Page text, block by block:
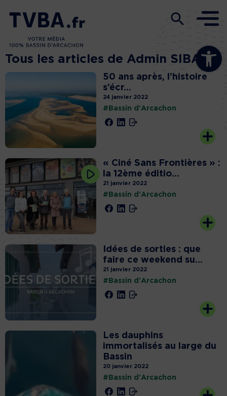
Ouvrir la
Tous les articles de Admin SIBA
50 ans après, l’histoire
s’écr...
24 janvier 2022
#Bassin d'Arcachon
« Ciné Sans Frontières » :
la 12ème éditio...
21 janvier 2022
#Bassin d'Arcachon
Idées de sorties : que
faire ce weekend su...
21 janvier 2022
#Bassin d'Arcachon
Les dauphins
immortalisés au large du
Bassin
20 janvier 2022
#Bassin d'Arcachon